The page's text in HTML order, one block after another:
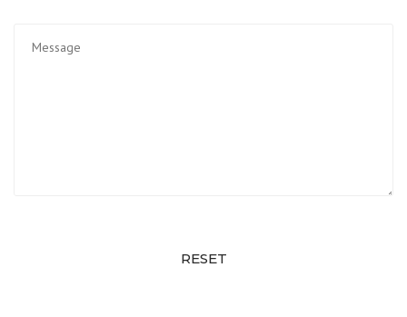
RESET